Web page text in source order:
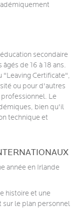
secondaire
de 16 à 18 ans.
"Leaving Certificate",
ou pour d'autres
Le
bien qu'il
technique et
année en Irlande
histoire et une
sur le plan personnel